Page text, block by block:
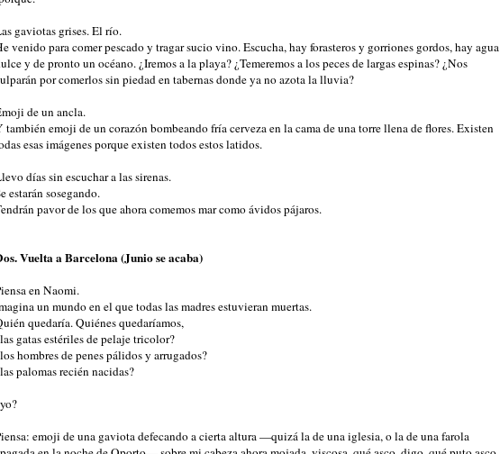
gaviotas grises. El río.
venido para comer pescado y tragar sucio vino. Escucha, hay forasteros y gorriones gordos, hay agua
y de pronto un océano. ¿Iremos a la playa? ¿Temeremos a los peces de largas espinas? ¿Nos
por comerlos sin piedad en tabernas donde ya no azota la lluvia?
de un ancla.
también emoji de un corazón bombeando fría cerveza en la cama de una torre llena de flores. Existen
esas imágenes porque existen todos estos latidos.
días sin escuchar a las sirenas.
estarán sosegando.
pavor de los que ahora comemos mar como ávidos pájaros.
Vuelta a Barcelona (Junio se acaba)
en Naomi.
un mundo en el que todas las madres estuvieran muertas.
quedaría. Quiénes quedaríamos,
gatas estériles de pelaje tricolor?
hombres de penes pálidos y arrugados?
palomas recién nacidas?
emoji de una gaviota defecando a cierta altura —quizá la de una iglesia, o la de una farola